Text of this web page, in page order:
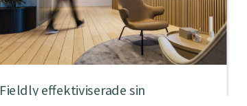
Fieldly effektiviserade sin